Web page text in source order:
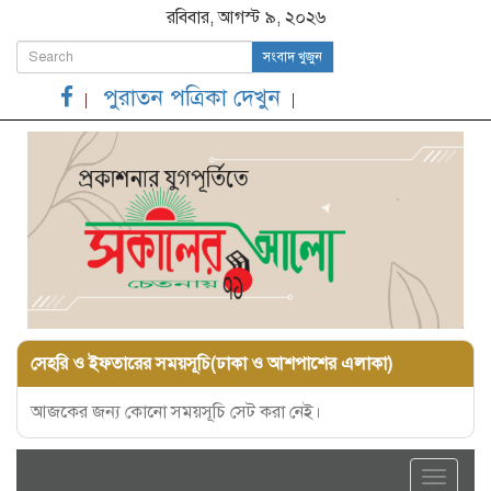
রবিবার, আগস্ট ৯, ২০২৬
সংবাদ খুজুন
পুরাতন পত্রিকা দেখুন
সেহরি ও ইফতারের সময়সূচি(ঢাকা ও আশপাশের এলাকা)
আজকের জন্য কোনো সময়সূচি সেট করা নেই।
Toggle